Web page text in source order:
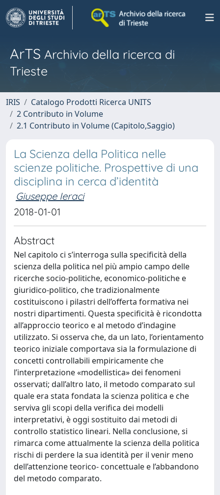
ArTS Archivio della ricerca di
Trieste
IRIS
Catalogo Prodotti Ricerca UNITS
2 Contributo in Volume
2.1 Contributo in Volume (Capitolo,Saggio)
La Scienza della Politica nelle
scienze politiche. Prospettive di una
disciplina in cerca d’identità
Giuseppe Ieraci
2018-01-01
Abstract
Nel capitolo ci s’interroga sulla specificità della
scienza della politica nel più ampio campo delle
ricerche socio-politiche, economico-politiche e
giuridico-politico, che tradizionalmente
costituiscono i pilastri dell’offerta formativa nei
nostri dipartimenti. Questa specificità è ricondotta
all’approccio teorico e al metodo d’indagine
utilizzato. Si osserva che, da un lato, l’orientamento
teorico iniziale comportava sia la formulazione di
concetti controllabili empiricamente che
l’interpretazione «modellistica» dei fenomeni
osservati; dall’altro lato, il metodo comparato sul
quale era stata fondata la scienza politica e che
serviva gli scopi della verifica dei modelli
interpretativi, è oggi sostituito dai metodi di
controllo statistico lineari. Nella conclusione, si
rimarca come attualmente la scienza della politica
rischi di perdere la sua identità per il venir meno
dell’attenzione teorico- concettuale e l’abbandono
del metodo comparato.